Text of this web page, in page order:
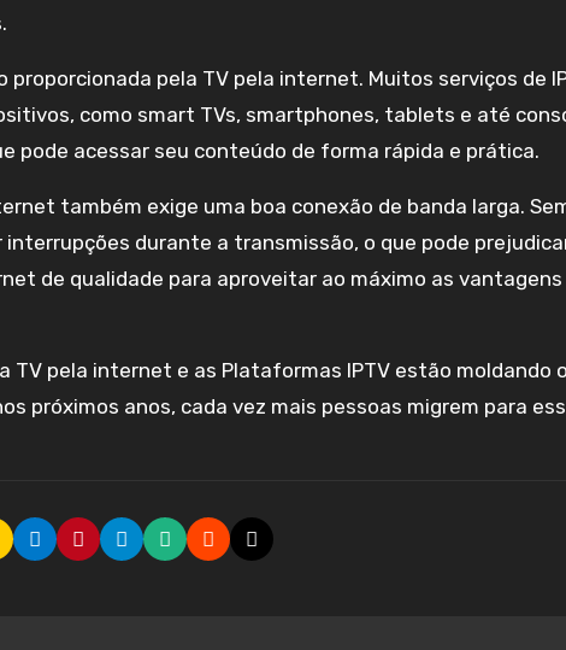
pela TV pela internet. Muitos serviços de
como smart TVs, smartphones, tablets e até
pode acessar seu conteúdo de forma rápida e prática.
também exige uma boa conexão de banda larga.
durante a transmissão, o que pode
de qualidade para aproveitar ao máximo as vantagens
TV pela internet e as Plataformas IPTV estão moldando o
próximos anos, cada vez mais pessoas migrem para